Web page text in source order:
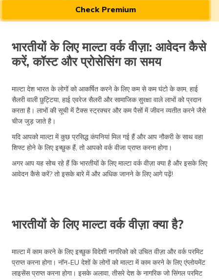
Check Premium
भारतीयों के लिए माल्टा वर्क वीज़ा: आवेदन कैसे
करें, कॉस्ट और प्रोसेसिंग का समय
माल्टा देश भारत के लोगों को आकर्षित करने के लिए कम से कम घंटो के काम, हाई
सैलरी वाली छुट्टिया, हाई एवरेज सैलरी और सामाजिक सुरक्षा वाले लाभों को प्रदान
करता है। लाभों की सूची में टैक्स स्ट्रक्चर और कम पैसों में जीवन व्यतीत करने जैसे
चीज जुड़ जाते है।
यदि आपको माल्टा में कुछ प्रसिद्ध कंपनियां मिल गई हैं और आप नौकरी के साथ वहा
शिफ्ट होने के लिए इच्छुक हैं, तो आपको वर्क वीजा प्राप्त करना होगा।
अगर आप यह सोच रहे हैं कि भारतीयों के लिए माल्टा वर्क वीज़ा क्या है और इसके लिए
आवेदन कैसे करें? तो इसके बारे में और अधिक जानने के लिए आगे पढ़ें!
भारतीयों के लिए माल्टा वर्क वीज़ा क्या है?
माल्टा में काम करने के लिए इच्छुक विदेशी नागरिको को उचित वीज़ा और वर्क परमिट
प्राप्त करना होगा। नॉन-EU देशों के लोगों को माल्टा में काम करने के लिए एंप्लोयमेंट
लाइसेंस प्राप्त करना होगा। इसके अलावा, तीसरे देश के नागरिक जो सिंगल परमिट